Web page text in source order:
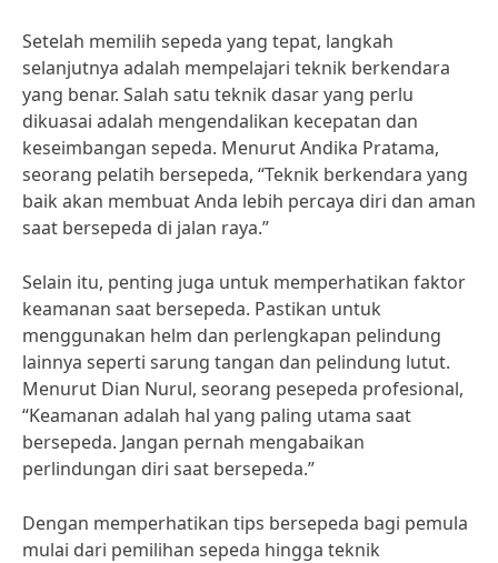
Setelah memilih sepeda yang tepat, langkah
selanjutnya adalah mempelajari teknik berkendara
yang benar. Salah satu teknik dasar yang perlu
dikuasai adalah mengendalikan kecepatan dan
keseimbangan sepeda. Menurut Andika Pratama,
seorang pelatih bersepeda, “Teknik berkendara yang
baik akan membuat Anda lebih percaya diri dan aman
saat bersepeda di jalan raya.”
Selain itu, penting juga untuk memperhatikan faktor
keamanan saat bersepeda. Pastikan untuk
menggunakan helm dan perlengkapan pelindung
lainnya seperti sarung tangan dan pelindung lutut.
Menurut Dian Nurul, seorang pesepeda profesional,
“Keamanan adalah hal yang paling utama saat
bersepeda. Jangan pernah mengabaikan
perlindungan diri saat bersepeda.”
Dengan memperhatikan tips bersepeda bagi pemula
mulai dari pemilihan sepeda hingga teknik